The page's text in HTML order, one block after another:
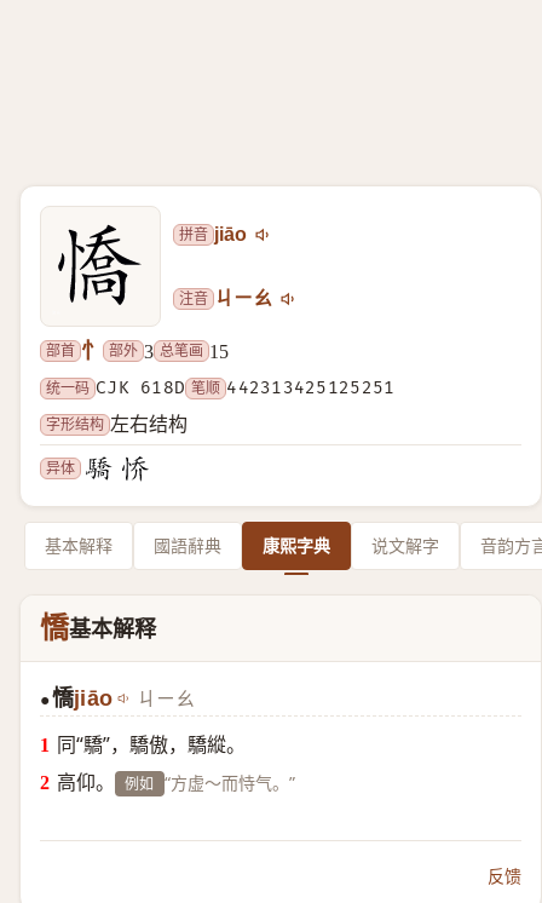
拼音 jiāo
注音 ㄐㄧㄠ
部首 忄 部外 3 总笔画 15
统一码 CJK 618D 笔顺 442313425125251
字形结构 左右结构
异体
基本解释 國語辭典 康熙字典 说文解字 音韵方
憍基本解释
●憍jiāo ㄐㄧㄠ
同“驕”，驕傲，驕縱。
高仰。
例如 “方虚～而恃气。”
反馈